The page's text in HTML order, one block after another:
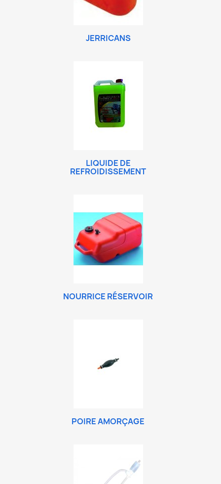
JERRICANS
LIQUIDE DE
REFROIDISSEMENT
NOURRICE RÉSERVOIR
POIRE AMORÇAGE